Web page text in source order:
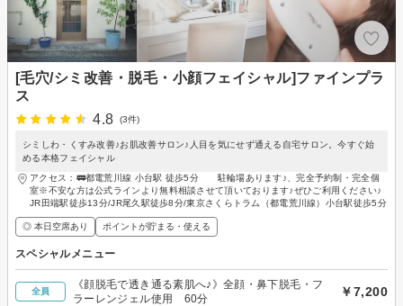
[毛穴/シミ改善・脱毛・小顔フェイシャル]ファインプラ
ス
4.8
(3件)
シミしわ・くすみ改善♪お肌改善サロン♪人目を気にせず通える自宅サロン。今すぐ始
める本格フェイシャル
アクセス：🚃都電荒川線 小台駅 徒歩5分 駐輪場あります♪、完全予約制・完全個
室※不安な方は公式ラインより無料相談させて頂いております♪ぜひご利用ください♪
JR田端駅徒歩13分/JR尾久駅徒歩8分/東京さくらトラム（都電荒川線）小台駅徒歩5分
◎ 本日空席あり ポイントが貯まる・使える
スペシャルメニュー
全員
《顔脱毛で透き通る素肌へ♪》全顔・鼻下脱毛・フ
ラーレンジェル使用 60分
￥7,200